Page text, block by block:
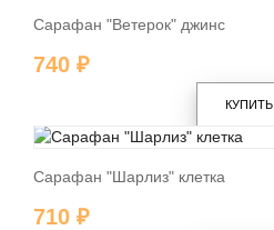
КУПИТЬ
Сарафан "Ветерок" джинс
740 ₽
Сарафан "Шарлиз" клетка
710 ₽